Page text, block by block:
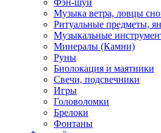
Фэн-шуй
Музыка ветра, ловцы
Ритуальные предметы,
Музыкальные
Минералы (Камни)
Руны
Биолокация и маятники
Свечи, подсвечники
Игры
Головоломки
Брелоки
Фонтаны